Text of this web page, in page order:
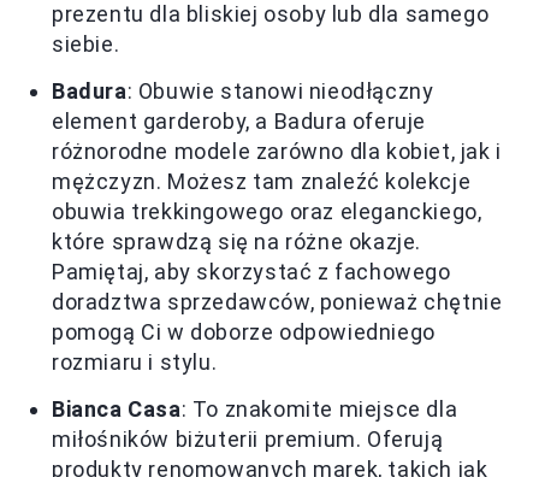
prezentu dla bliskiej osoby lub dla samego
siebie.
Badura: Obuwie stanowi nieodłączny
element garderoby, a Badura oferuje
różnorodne modele zarówno dla kobiet, jak i
mężczyzn. Możesz tam znaleźć kolekcje
obuwia trekkingowego oraz eleganckiego,
które sprawdzą się na różne okazje.
Pamiętaj, aby skorzystać z fachowego
doradztwa sprzedawców, ponieważ chętnie
pomogą Ci w doborze odpowiedniego
rozmiaru i stylu.
Bianca Casa: To znakomite miejsce dla
miłośników biżuterii premium. Oferują
produkty renomowanych marek, takich jak